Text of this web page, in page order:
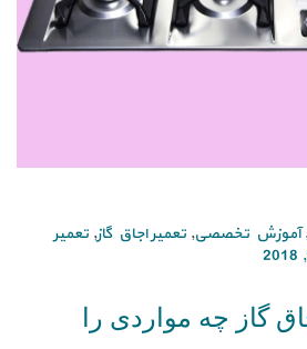
,آموزش تخصصی, تعمیر اجاق گاز, تعمیر
گاز چه مواردی را